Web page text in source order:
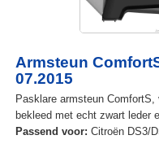
Armsteun
07.2015
Pasklare armsteun
bekleed met echt zwart leder
Passend voor: Citroën DS3/